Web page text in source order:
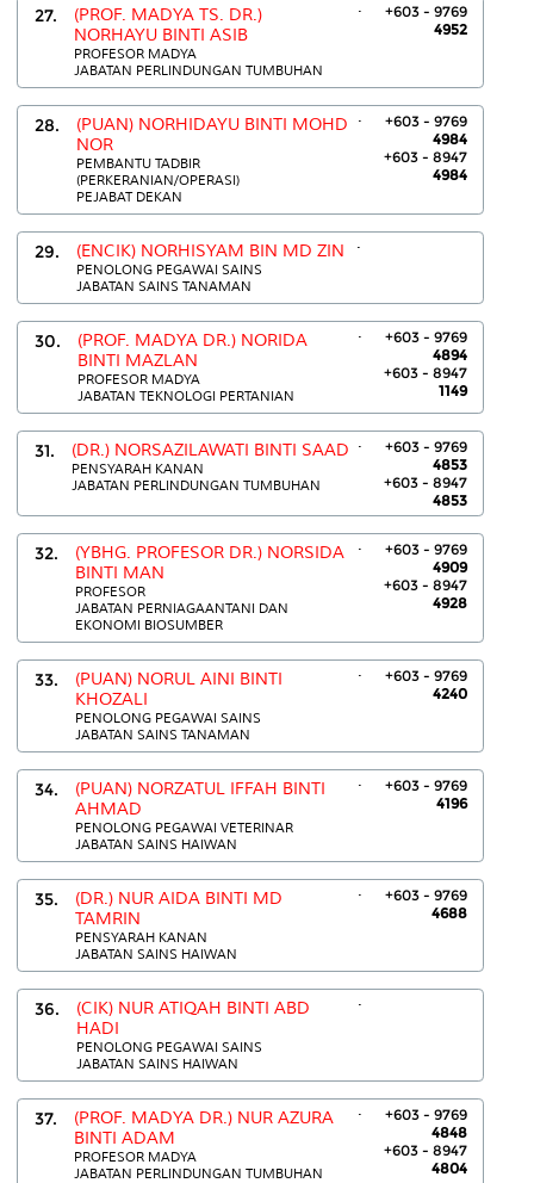
27.
(PROF. MADYA TS. DR.)
NORHAYU BINTI ASIB
PROFESOR MADYA
JABATAN PERLINDUNGAN TUMBUHAN
.
+603 - 9769
4952
28.
(PUAN) NORHIDAYU BINTI MOHD
NOR
PEMBANTU TADBIR
(PERKERANIAN/OPERASI)
PEJABAT DEKAN
.
+603 - 9769
4984
+603 - 8947
4984
29. (ENCIK) NORHISYAM BIN MD ZIN
PENOLONG PEGAWAI SAINS
JABATAN SAINS TANAMAN
.
30.
(PROF. MADYA DR.) NORIDA
BINTI MAZLAN
PROFESOR MADYA
JABATAN TEKNOLOGI PERTANIAN
.
+603 - 9769
4894
+603 - 8947
1149
31. (DR.) NORSAZILAWATI BINTI SAAD
PENSYARAH KANAN
JABATAN PERLINDUNGAN TUMBUHAN
.
+603 - 9769
4853
+603 - 8947
4853
32.
(YBHG. PROFESOR DR.) NORSIDA
BINTI MAN
PROFESOR
JABATAN PERNIAGAANTANI DAN
EKONOMI BIOSUMBER
.
+603 - 9769
4909
+603 - 8947
4928
33.
(PUAN) NORUL AINI BINTI
KHOZALI
PENOLONG PEGAWAI SAINS
JABATAN SAINS TANAMAN
.
+603 - 9769
4240
34.
(PUAN) NORZATUL IFFAH BINTI
AHMAD
PENOLONG PEGAWAI VETERINAR
JABATAN SAINS HAIWAN
.
+603 - 9769
4196
35.
(DR.) NUR AIDA BINTI MD
TAMRIN
PENSYARAH KANAN
JABATAN SAINS HAIWAN
.
+603 - 9769
4688
36.
(CIK) NUR ATIQAH BINTI ABD
HADI
PENOLONG PEGAWAI SAINS
JABATAN SAINS HAIWAN
.
37.
(PROF. MADYA DR.) NUR AZURA
BINTI ADAM
PROFESOR MADYA
JABATAN PERLINDUNGAN TUMBUHAN
.
+603 - 9769
4848
+603 - 8947
4804